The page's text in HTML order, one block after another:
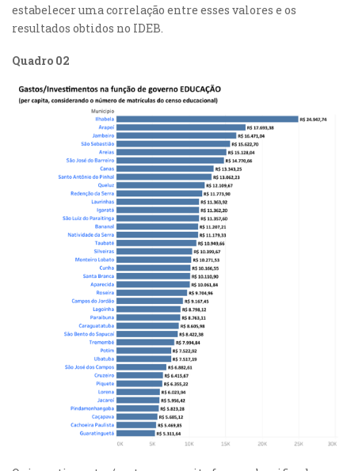
estabelecer uma correlação entre esses valores e os
resultados obtidos no IDEB.
Quadro 02